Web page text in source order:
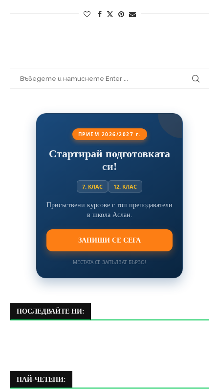
ПРИЕМ 2026/2027 г.
Стартирай подготовката
си!
7. КЛАС 12. КЛАС
Присъствени курсове с топ преподаватели
в школа Аслан.
ЗАПИШИ СЕ СЕГА
МЕСТАТА СЕ ЗАПЪЛВАТ БЪРЗО!
ПОСЛЕДВАЙТЕ НИ:
НАЙ-ЧЕТЕНИ: